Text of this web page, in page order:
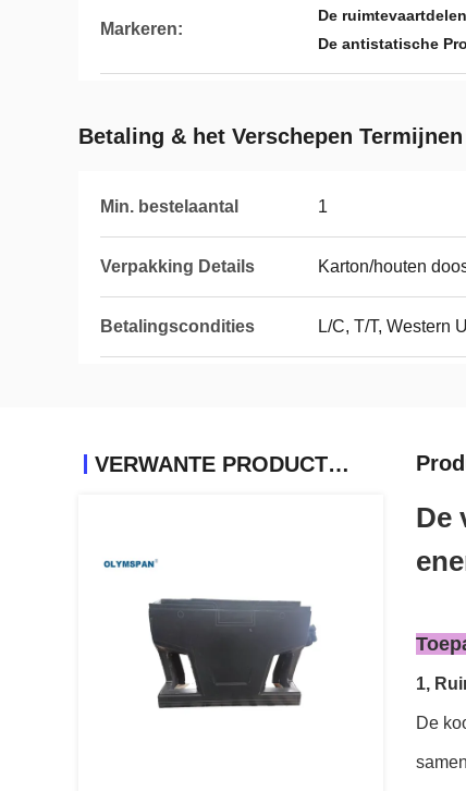
Markeren:
De
De antistatische
Betaling & het Verschepen Termijnen
Min. bestelaantal 1
Verpakking Details Karton/houten
Betalingscondities L/C, T/T, Western
VERWANTE PRODUCTEN
De
1,
De